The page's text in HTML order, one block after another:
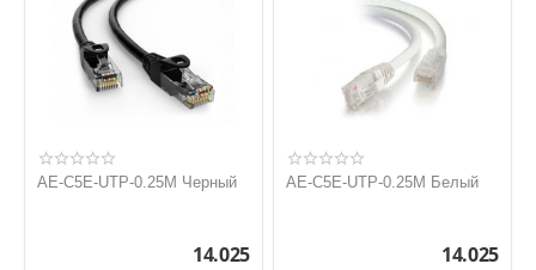
AE-C5E-UTP-0.25M Черный
14.025
AE-C5E-UTP-0.25M Белый
14.025